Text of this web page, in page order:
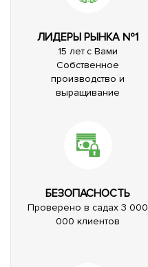
ЛИДЕРЫ РЫНКА №1
15 лет с Вами
Собственное
производство и
выращивание
БЕЗОПАСНОСТЬ
Проверено в садах 3 000
000 клиентов